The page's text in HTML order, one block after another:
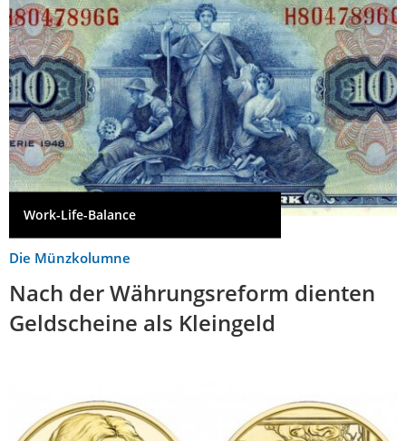
Work-Life-Balance
Die Münzkolumne
Nach der Währungsreform dienten
Geldscheine als Kleingeld